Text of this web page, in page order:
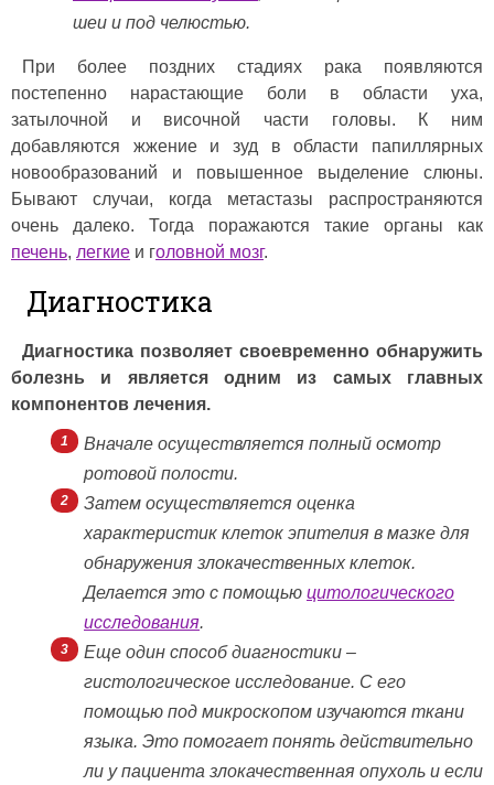
шеи и под челюстью.
При более поздних стадиях рака появляются
постепенно нарастающие боли в области уха,
затылочной и височной части головы. К ним
добавляются жжение и зуд в области папиллярных
новообразований и повышенное выделение слюны.
Бывают случаи, когда метастазы распространяются
очень далеко. Тогда поражаются такие органы как
печень, легкие и головной мозг.
Диагностика
Диагностика позволяет своевременно обнаружить
болезнь и является одним из самых главных
компонентов лечения.
Вначале осуществляется полный осмотр
ротовой полости.
Затем осуществляется оценка
характеристик клеток эпителия в мазке для
обнаружения злокачественных клеток.
Делается это с помощью цитологического
исследования.
Еще один способ диагностики –
гистологическое исследование. С его
помощью под микроскопом изучаются ткани
языка. Это помогает понять действительно
ли у пациента злокачественная опухоль и если